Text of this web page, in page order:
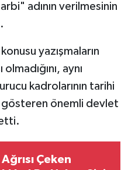
adının verilmesinin
yazışmaların
aynı
kadrolarının tarihi
gösteren önemli devlet
Ağrısı Çeken